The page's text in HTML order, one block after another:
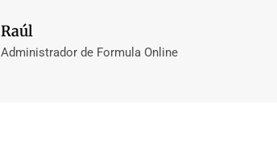
Raúl
Administrador de Formula Online